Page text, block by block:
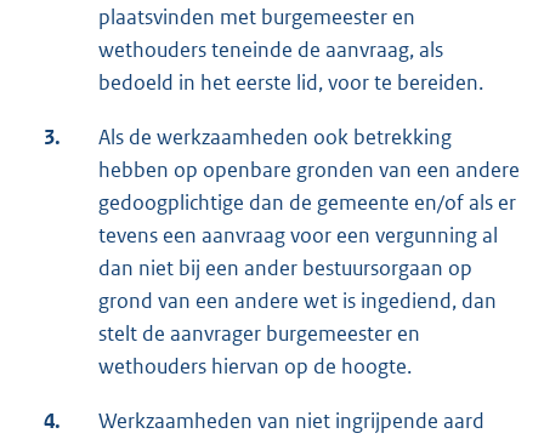
plaatsvinden met burgemeester en
wethouders teneinde de aanvraag, als
bedoeld in het eerste lid, voor te bereiden.
3.
Als de werkzaamheden ook betrekking
hebben op openbare gronden van een andere
gedoogplichtige dan de gemeente en/of als er
tevens een aanvraag voor een vergunning al
dan niet bij een ander bestuursorgaan op
grond van een andere wet is ingediend, dan
stelt de aanvrager burgemeester en
wethouders hiervan op de hoogte.
4.
Werkzaamheden van niet ingrijpende aard